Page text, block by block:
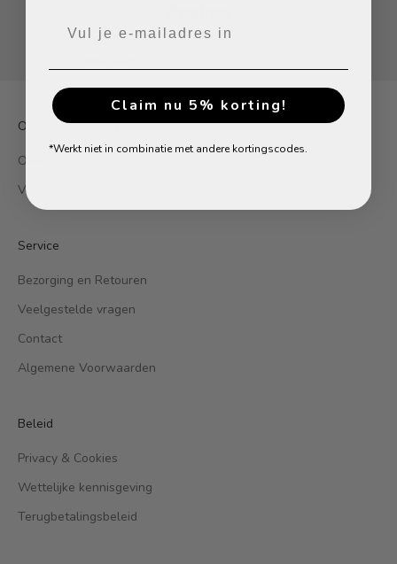
Over 4PRESIDENT
Over Ons
Vacatures
Service
Bezorging en Retouren
Veelgestelde vragen
Contact
Algemene Voorwaarden
Beleid
Privacy & Cookies
Wettelijke kennisgeving
Terugbetalingsbeleid
Claim nu 5% korting!
*Werkt niet in combinatie met andere kortingscodes.